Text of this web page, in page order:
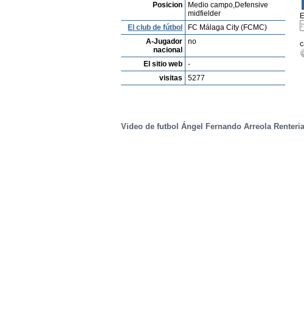
Posicion
Medio campo,Defensive
midfielder
El club de fútbol
FC Málaga City (FCMC)
A-Jugador
nacional
no
El sitio web
-
visitas
5277
Video de futbol Ángel Fernando Arreola